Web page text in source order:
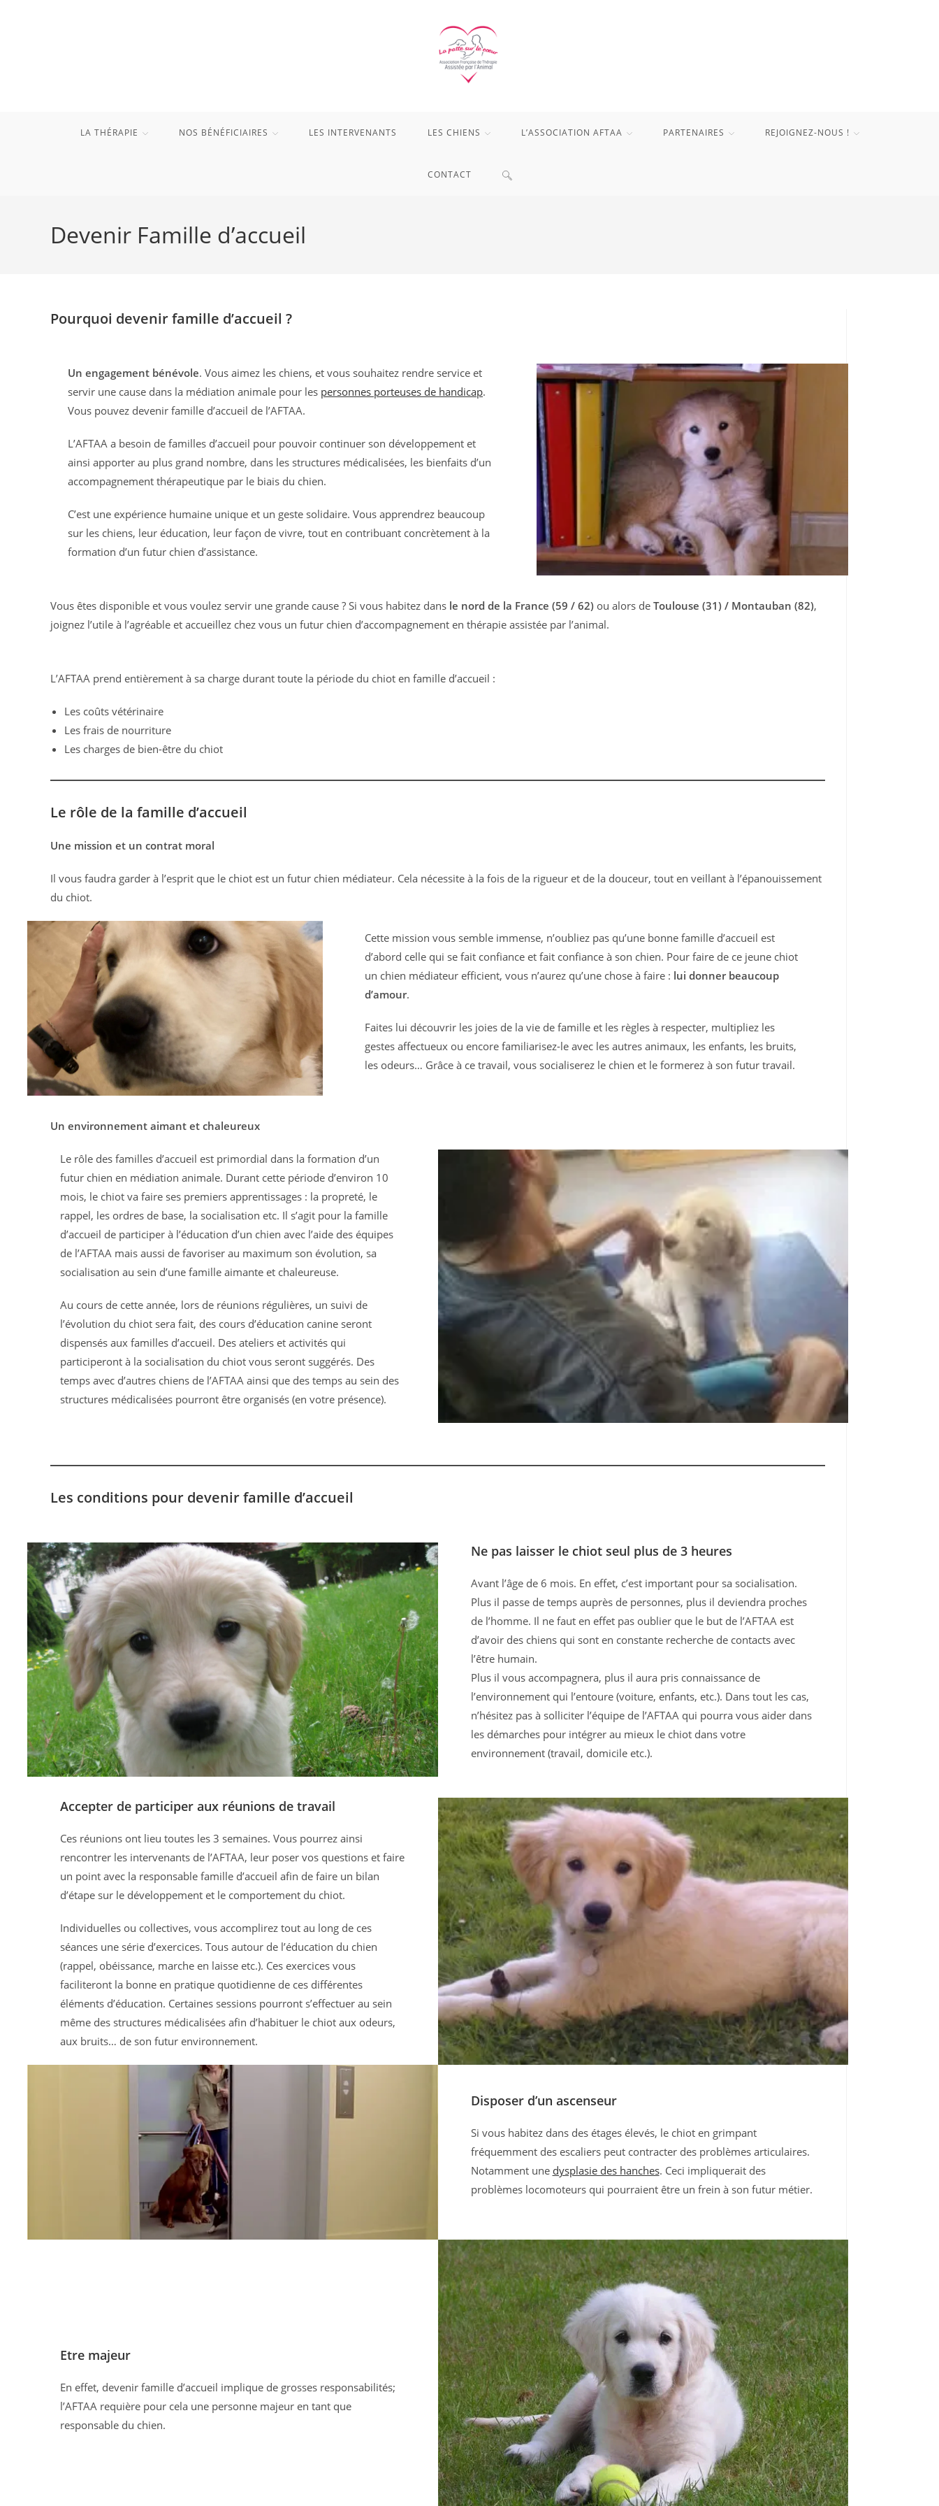
LA THÉRAPIE NOS BÉNÉFICIAIRES LES INTERVENANTS LES CHIENS L’ASSOCIATION AFTAA PARTENAIRES REJOIGNEZ-NOUS !
CONTACT TOGGLE
Devenir Famille d’accueil
Pourquoi devenir famille d’accueil ?
Un engagement bénévole. Vous aimez les chiens, et vous souhaitez rendre service et
servir une cause dans la médiation animale pour les personnes porteuses de handicap.
Vous pouvez devenir famille d’accueil de l’AFTAA.
L’AFTAA a besoin de familles d’accueil pour pouvoir continuer son développement et
ainsi apporter au plus grand nombre, dans les structures médicalisées, les bienfaits d’un
accompagnement thérapeutique par le biais du chien.
C’est une expérience humaine unique et un geste solidaire. Vous apprendrez beaucoup
sur les chiens, leur éducation, leur façon de vivre, tout en contribuant concrètement à la
formation d’un futur chien d’assistance.
Vous êtes disponible et vous voulez servir une grande cause ? Si vous habitez dans le nord de la France (59 / 62) ou alors de Toulouse (31) / Montauban (82),
joignez l’utile à l’agréable et accueillez chez vous un futur chien d’accompagnement en thérapie assistée par l’animal.
L’AFTAA prend entièrement à sa charge durant toute la période du chiot en famille d’accueil :
Les coûts vétérinaire
Les frais de nourriture
Les charges de bien-être du chiot
Le rôle de la famille d’accueil
Une mission et un contrat moral
Il vous faudra garder à l’esprit que le chiot est un futur chien médiateur. Cela nécessite à la fois de la rigueur et de la douceur, tout en veillant à l’épanouissement
du chiot.
Cette mission vous semble immense, n’oubliez pas qu’une bonne famille d’accueil est
d’abord celle qui se fait confiance et fait confiance à son chien. Pour faire de ce jeune chiot
un chien médiateur efficient, vous n’aurez qu’une chose à faire : lui donner beaucoup
d’amour.
Faites lui découvrir les joies de la vie de famille et les règles à respecter, multipliez les
gestes affectueux ou encore familiarisez-le avec les autres animaux, les enfants, les bruits,
les odeurs… Grâce à ce travail, vous socialiserez le chien et le formerez à son futur travail.
Un environnement aimant et chaleureux
Le rôle des familles d’accueil est primordial dans la formation d’un
futur chien en médiation animale. Durant cette période d’environ 10
mois, le chiot va faire ses premiers apprentissages : la propreté, le
rappel, les ordres de base, la socialisation etc. Il s’agit pour la famille
d’accueil de participer à l’éducation d’un chien avec l’aide des équipes
de l’AFTAA mais aussi de favoriser au maximum son évolution, sa
socialisation au sein d’une famille aimante et chaleureuse.
Au cours de cette année, lors de réunions régulières, un suivi de
l’évolution du chiot sera fait, des cours d’éducation canine seront
dispensés aux familles d’accueil. Des ateliers et activités qui
participeront à la socialisation du chiot vous seront suggérés. Des
temps avec d’autres chiens de l’AFTAA ainsi que des temps au sein des
structures médicalisées pourront être organisés (en votre présence).
Les conditions pour devenir famille d’accueil
Ne pas laisser le chiot seul plus de 3 heures
Avant l’âge de 6 mois. En effet, c’est important pour sa socialisation.
Plus il passe de temps auprès de personnes, plus il deviendra proches
de l’homme. Il ne faut en effet pas oublier que le but de l’AFTAA est
d’avoir des chiens qui sont en constante recherche de contacts avec
l’être humain.
Plus il vous accompagnera, plus il aura pris connaissance de
l’environnement qui l’entoure (voiture, enfants, etc.). Dans tout les cas,
n’hésitez pas à solliciter l’équipe de l’AFTAA qui pourra vous aider dans
les démarches pour intégrer au mieux le chiot dans votre
environnement (travail, domicile etc.).
Accepter de participer aux réunions de travail
Ces réunions ont lieu toutes les 3 semaines. Vous pourrez ainsi
rencontrer les intervenants de l’AFTAA, leur poser vos questions et faire
un point avec la responsable famille d’accueil afin de faire un bilan
d’étape sur le développement et le comportement du chiot.
Individuelles ou collectives, vous accomplirez tout au long de ces
séances une série d’exercices. Tous autour de l’éducation du chien
(rappel, obéissance, marche en laisse etc.). Ces exercices vous
faciliteront la bonne en pratique quotidienne de ces différentes
éléments d’éducation. Certaines sessions pourront s’effectuer au sein
même des structures médicalisées afin d’habituer le chiot aux odeurs,
aux bruits… de son futur environnement.
Disposer d’un ascenseur
Si vous habitez dans des étages élevés, le chiot en grimpant
fréquemment des escaliers peut contracter des problèmes articulaires.
Notamment une dysplasie des hanches. Ceci impliquerait des
problèmes locomoteurs qui pourraient être un frein à son futur métier.
Etre majeur
En effet, devenir famille d’accueil implique de grosses responsabilités;
l’AFTAA requière pour cela une personne majeur en tant que
responsable du chien.